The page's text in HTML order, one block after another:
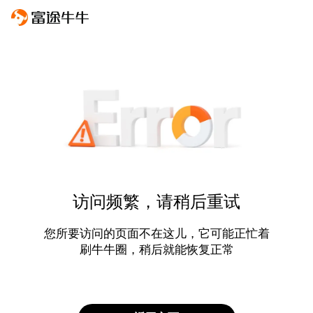
访问频繁，请稍后重试
您所要访问的页面不在这儿，它可能正忙着
刷牛牛圈，稍后就能恢复正常